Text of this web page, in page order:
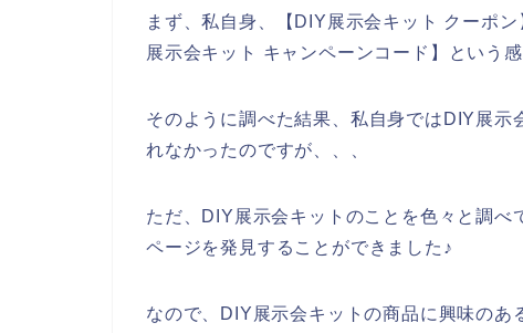
まず、私自身、【DIY展示会キット クーポ
展示会キット キャンペーンコード】という
そのように調べた結果、私自身ではDIY展示
れなかったのですが、、、
ただ、DIY展示会キットのことを色々と調べ
ページを発見することができました♪
なので、DIY展示会キットの商品に興味のあ